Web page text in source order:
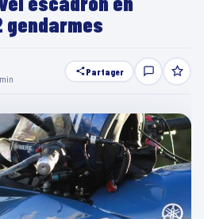
gendarmes
Partager